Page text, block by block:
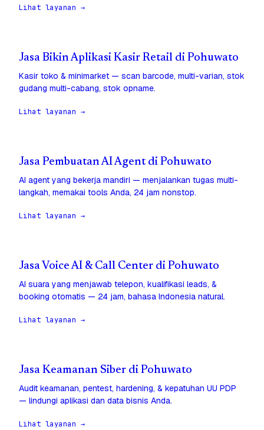
Lihat layanan →
Jasa Bikin Aplikasi Kasir Retail di Pohuwato
Kasir toko & minimarket — scan barcode, multi-varian, stok
gudang multi-cabang, stok opname.
Lihat layanan →
Jasa Pembuatan AI Agent di Pohuwato
AI agent yang bekerja mandiri — menjalankan tugas multi-
langkah, memakai tools Anda, 24 jam nonstop.
Lihat layanan →
Jasa Voice AI & Call Center di Pohuwato
AI suara yang menjawab telepon, kualifikasi leads, &
booking otomatis — 24 jam, bahasa Indonesia natural.
Lihat layanan →
Jasa Keamanan Siber di Pohuwato
Audit keamanan, pentest, hardening, & kepatuhan UU PDP
— lindungi aplikasi dan data bisnis Anda.
Lihat layanan →